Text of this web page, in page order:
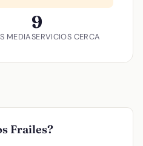
MEDIA
9
SERVICIOS CERCA
Frailes?